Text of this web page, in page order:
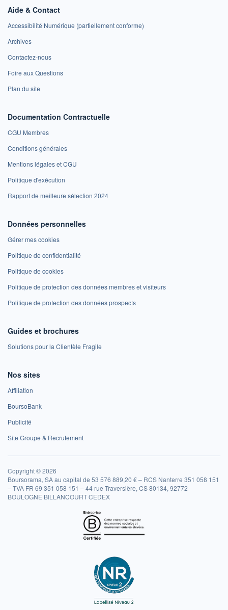
Aide & Contact
Accessibilité Numérique (partiellement conforme)
Archives
Contactez-nous
Foire aux Questions
Plan du site
Documentation Contractuelle
CGU Membres
Conditions générales
Mentions légales et CGU
Politique d'exécution
Rapport de meilleure sélection 2024
Données personnelles
Gérer mes cookies
Politique de confidentialité
Politique de cookies
Politique de protection des données membres et visiteurs
Politique de protection des données prospects
Guides et brochures
Solutions pour la Clientèle Fragile
Nos sites
Affiliation
BoursoBank
Publicité
Site Groupe & Recrutement
Copyright © 2026
Boursorama, SA au capital de 53 576 889,20 € – RCS Nanterre 351 058 151
– TVA FR 69 351 058 151 – 44 rue Traversière, CS 80134, 92772
BOULOGNE BILLANCOURT CEDEX